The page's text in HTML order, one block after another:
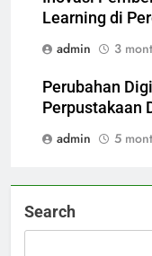
Learning di
admin
3
Perubahan
Perpustakaan
admin
5
Search